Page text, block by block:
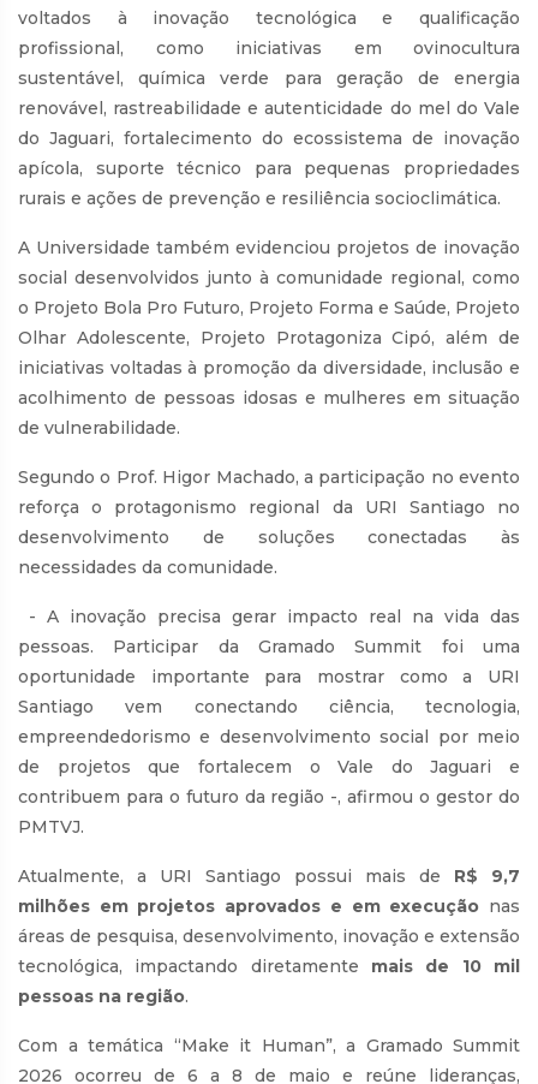
voltados à inovação tecnológica e qualificação
profissional, como iniciativas em ovinocultura
sustentável, química verde para geração de energia
renovável, rastreabilidade e autenticidade do mel do Vale
do Jaguari, fortalecimento do ecossistema de inovação
apícola, suporte técnico para pequenas propriedades
rurais e ações de prevenção e resiliência socioclimática.
A Universidade também evidenciou projetos de inovação
social desenvolvidos junto à comunidade regional, como
o Projeto Bola Pro Futuro, Projeto Forma e Saúde, Projeto
Olhar Adolescente, Projeto Protagoniza Cipó, além de
iniciativas voltadas à promoção da diversidade, inclusão e
acolhimento de pessoas idosas e mulheres em situação
de vulnerabilidade.
Segundo o Prof. Higor Machado, a participação no evento
reforça o protagonismo regional da URI Santiago no
desenvolvimento de soluções conectadas às
necessidades da comunidade.
- A inovação precisa gerar impacto real na vida das
pessoas. Participar da Gramado Summit foi uma
oportunidade importante para mostrar como a URI
Santiago vem conectando ciência, tecnologia,
empreendedorismo e desenvolvimento social por meio
de projetos que fortalecem o Vale do Jaguari e
contribuem para o futuro da região -, afirmou o gestor do
PMTVJ.
Atualmente, a URI Santiago possui mais de R$ 9,7
milhões em projetos aprovados e em execução nas
áreas de pesquisa, desenvolvimento, inovação e extensão
tecnológica, impactando diretamente mais de 10 mil
pessoas na região.
Com a temática “Make it Human”, a Gramado Summit
2026 ocorreu de 6 a 8 de maio e reúne lideranças,